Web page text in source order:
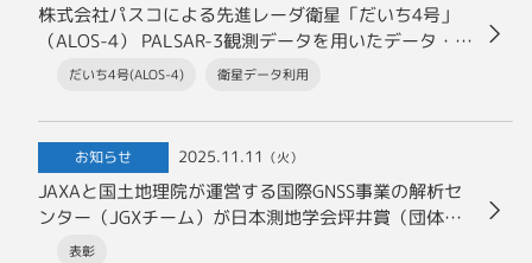
株式会社パスコによる先進レーダ衛星「だいち4号」
（ALOS-4） PALSAR-3観測データを用いたデータ・サ
ービス事業の開始について
だいち4号(ALOS-4) 衛星データ利用
お知らせ 2025.11.11 （火）
JAXAと国土地理院が運営する国際GNSS事業の解析セ
ンター（JGXチーム）が日本測地学会坪井賞（団体
賞）を受賞しました
表彰